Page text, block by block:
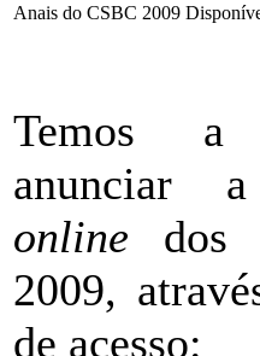
Anais do CSBC 2009
Temos a
anunciar
online dos
2009,
de acesso: